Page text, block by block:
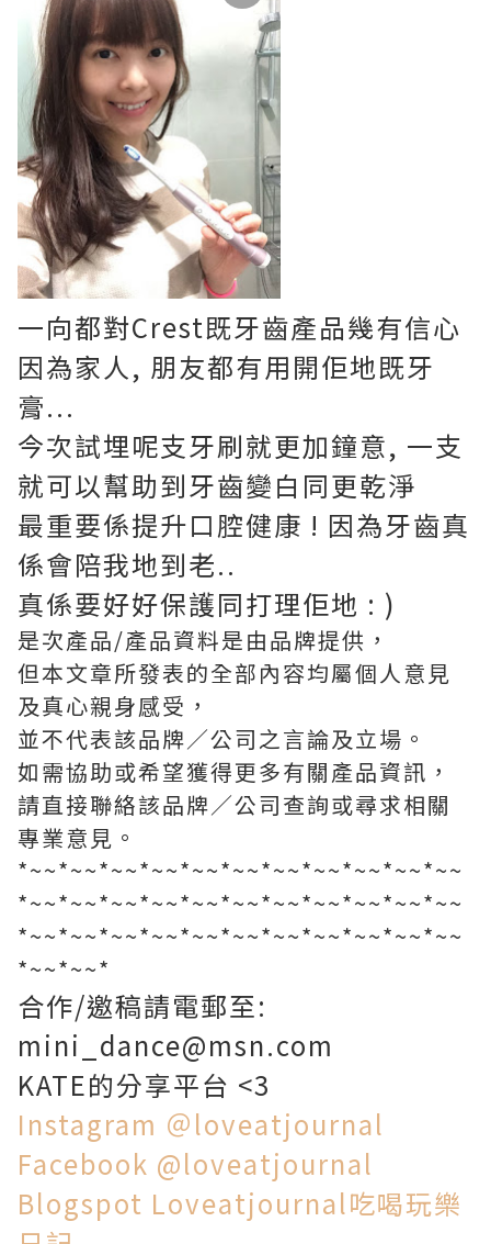
一向都對Crest既牙齒產品幾有信心
因為家人, 朋友都有用開佢地既牙
膏...
今次試埋呢支牙刷就更加鐘意, 一支
就可以幫助到牙齒變白同更乾淨
最重要係提升口腔健康 ! 因為牙齒真
係會陪我地到老..
真係要好好保護同打理佢地 : )
是次產品/產品資料是由品牌提供，
但本文章所發表的全部內容均屬個人意見
及真心親身感受，
並不代表該品牌／公司之言論及立場。
如需協助或希望獲得更多有關產品資訊，
請直接聯絡該品牌／公司查詢或尋求相關
專業意見。
*~~*~~*~~*~~*~~*~~*~~*~~*~~*~~*~~
*~~*~~*~~*~~*~~*~~*~~*~~*~~*~~*~~
*~~*~~*~~*~~*~~*~~*~~*~~*~~*~~*~~
*~~*~~*
合作/邀稿請電郵至:
mini_dance@msn.com
KATE的分享平台 <3
Instagram ＠loveatjournal
Facebook @loveatjournal
Blogspot Loveatjournal吃喝玩樂